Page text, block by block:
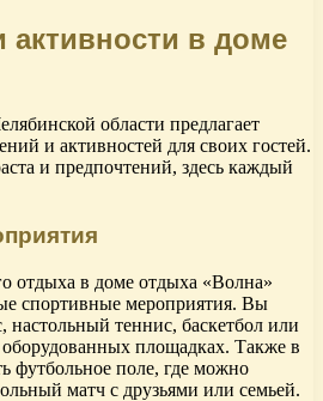
активности в доме
области предлагает
и активностей для своих гостей.
и предпочтений, здесь каждый
отдыха в доме отдыха «Волна»
спортивные мероприятия. Вы
настольный теннис, баскетбол или
площадках. Также в
футбольное поле, где можно
матч с друзьями или семьей.